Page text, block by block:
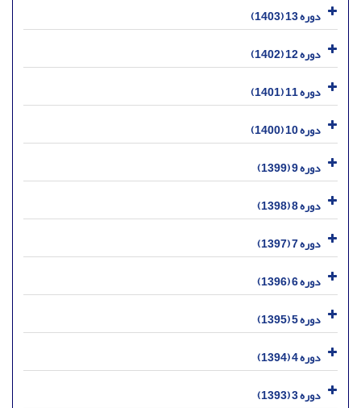
دوره 13 (1403)
دوره 12 (1402)
دوره 11 (1401)
دوره 10 (1400)
دوره 9 (1399)
دوره 8 (1398)
دوره 7 (1397)
دوره 6 (1396)
دوره 5 (1395)
دوره 4 (1394)
دوره 3 (1393)